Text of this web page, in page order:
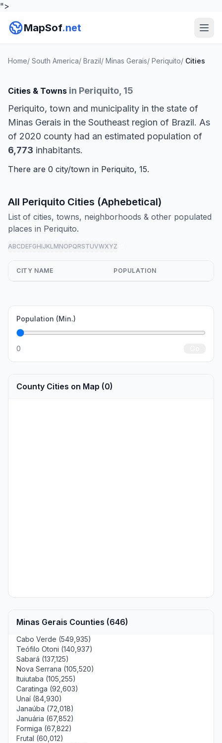
">
MapSof.net
Home/ South America/ Brazil/ Minas Gerais/ Periquito/ Cities
Cities & Towns in Periquito, 15
Periquito, town and municipality in the state of
Minas Gerais in the Southeast region of Brazil. As
of 2020 county had an estimated population of
6,773 inhabitants.
There are 0 city/town in Periquito, 15.
All Periquito Cities (Aphebetical)
List of cities, towns, neighborhoods & other populated
places in Periquito.
ABCDEFGHIJKLMNOPQRSTUVWXYZ
CITY NAME POPULATION
Population (Min.)
0
County Cities on Map (0)
Minas Gerais Counties (646)
Cabo Verde (549,935)
Teófilo Otoni (140,937)
Sabará (137,125)
Nova Serrana (105,520)
Ituiutaba (105,255)
Caratinga (92,603)
Unaí (84,930)
Janaúba (72,018)
Januária (67,852)
Formiga (67,822)
Frutal (60,012)